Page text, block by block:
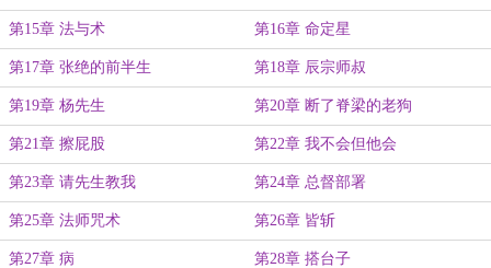
第15章 法与术 第16章 命定星
第17章 张绝的前半生 第18章 辰宗师叔
第19章 杨先生 第20章 断了脊梁的老狗
第21章 擦屁股 第22章 我不会但他会
第23章 请先生教我 第24章 总督部署
第25章 法师咒术 第26章 皆斩
第27章 病 第28章 搭台子